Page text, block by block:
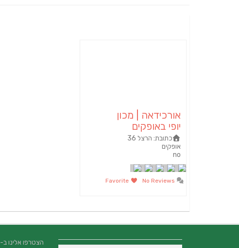
אורכידאה | מכון
יופי באופקים
כתובת:
הרצל 36
אופקים‏
no
הצטרפו אלינו ב- FACEBOOK